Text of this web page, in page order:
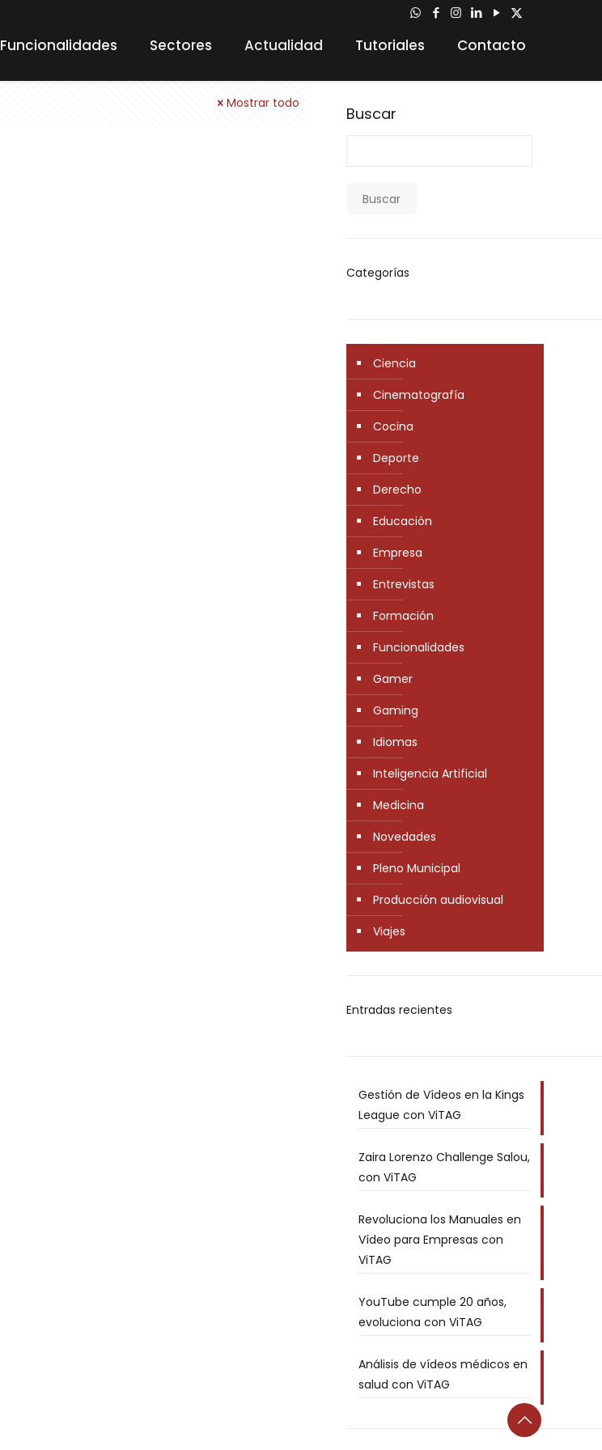
Funcionalidades Sectores Actualidad Tutoriales Contacto
Mostrar todo
Buscar
Buscar
Categorías
Ciencia
Cinematografía
Cocina
Deporte
Derecho
Educación
Empresa
Entrevistas
Formación
Funcionalidades
Gamer
Gaming
Idiomas
Inteligencia Artificial
Medicina
Novedades
Pleno Municipal
Producción audiovisual
Viajes
Entradas recientes
Gestión de Vídeos en la Kings
League con ViTAG
Zaira Lorenzo Challenge Salou,
con ViTAG
Revoluciona los Manuales en
Vídeo para Empresas con
ViTAG
YouTube cumple 20 años,
evoluciona con ViTAG
Análisis de vídeos médicos en
salud con ViTAG